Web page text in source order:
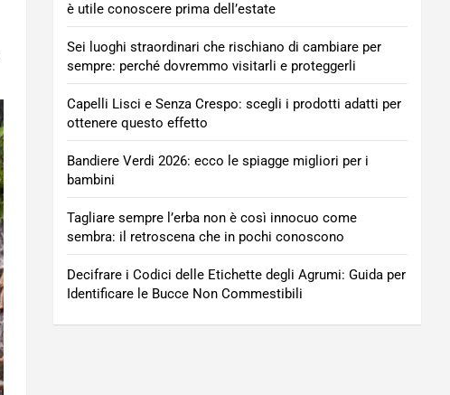
è utile conoscere prima dell’estate
Sei luoghi straordinari che rischiano di cambiare per
sempre: perché dovremmo visitarli e proteggerli
Capelli Lisci e Senza Crespo: scegli i prodotti adatti per
ottenere questo effetto
Bandiere Verdi 2026: ecco le spiagge migliori per i
bambini
Tagliare sempre l’erba non è così innocuo come
sembra: il retroscena che in pochi conoscono
Decifrare i Codici delle Etichette degli Agrumi: Guida per
Identificare le Bucce Non Commestibili